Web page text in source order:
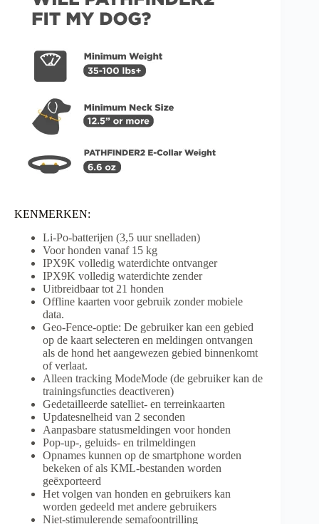
KENMERKEN:
Li-Po-batterijen (3,5 uur snelladen)
Voor honden vanaf 15 kg
IPX9K volledig waterdichte ontvanger
IPX9K volledig waterdichte zender
Uitbreidbaar tot 21 honden
Offline kaarten voor gebruik zonder mobiele
data.
Geo-Fence-optie: De gebruiker kan een gebied
op de kaart selecteren en meldingen ontvangen
als de hond het aangewezen gebied binnenkomt
of verlaat.
Alleen tracking ModeMode (de gebruiker kan de
trainingsfuncties deactiveren)
Gedetailleerde satelliet- en terreinkaarten
Updatesnelheid van 2 seconden
Aanpasbare statusmeldingen voor honden
Pop-up-, geluids- en trilmeldingen
Opnames kunnen op de smartphone worden
bekeken of als KML-bestanden worden
geëxporteerd
Het volgen van honden en gebruikers kan
worden gedeeld met andere gebruikers
Niet-stimulerende semafoontrilling